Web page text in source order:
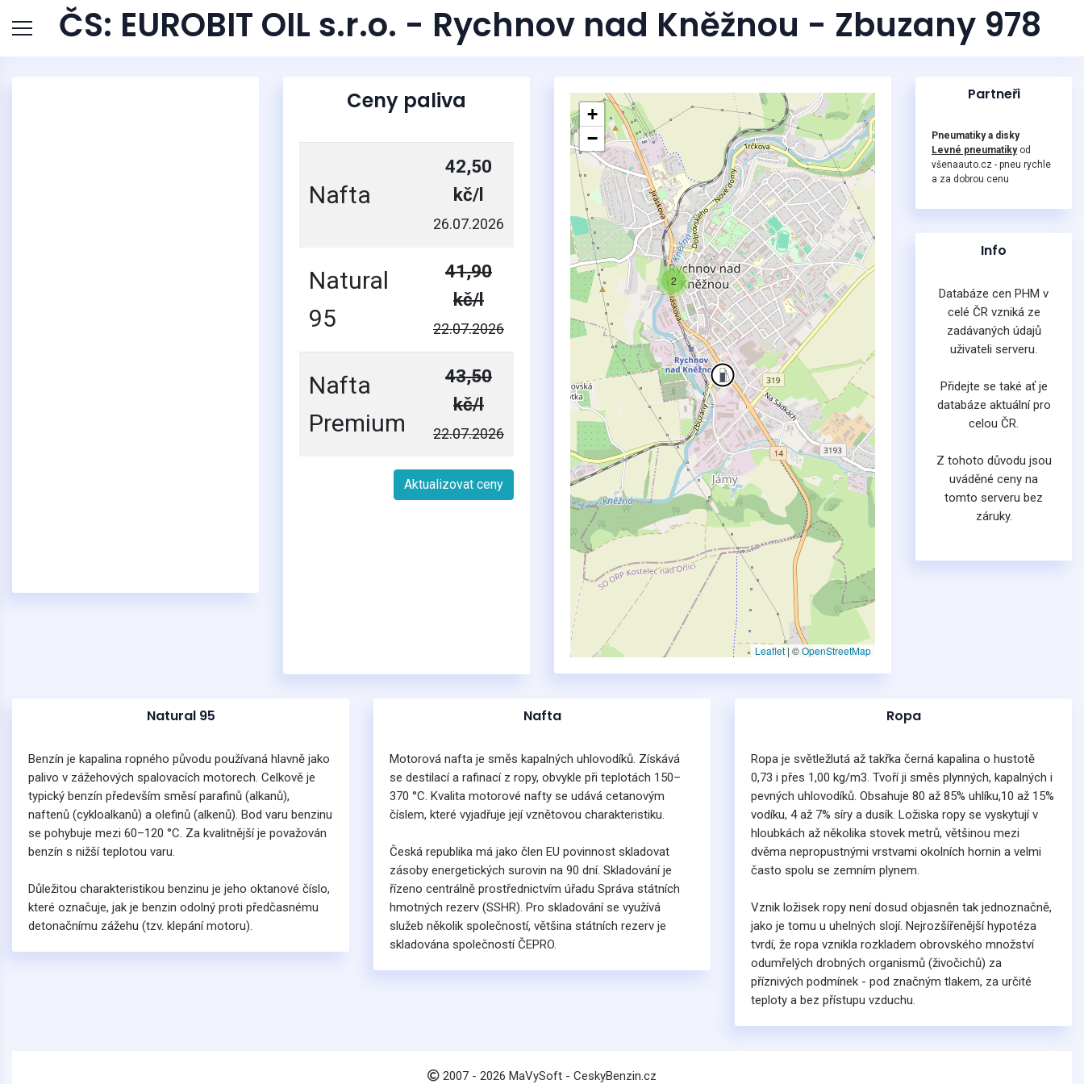
ČS: EUROBIT OIL s.r.o. - Rychnov nad Kněžnou - Zbuzany 978
Ceny paliva
Nafta
42,50
kč/l
26.07.2026
Natural
95
41,90
kč/l
22.07.2026
Nafta
Premium
43,50
kč/l
22.07.2026
Aktualizovat ceny
2
+
−
Leaflet | ©OpenStreetMap
Partneři
Pneumatiky a disky
Levné pneumatikyod
všenaauto.cz - pneu rychle
a za dobrou cenu
Info
Databáze cen PHM v
celé ČR vzniká ze
zadávaných údajů
uživateli serveru.
Přidejte se také ať je
databáze aktuální pro
celou ČR.
Z tohoto důvodu jsou
uváděné ceny na
tomto serveru bez
záruky.
Natural 95
Benzín je kapalina ropného původu používaná hlavně jako
palivo v zážehových spalovacích motorech. Celkově je
typický benzín především směsí parafinů (alkanů),
naftenů (cykloalkanů) a olefinů (alkenů). Bod varu benzinu
se pohybuje mezi 60–120 °C. Za kvalitnější je považován
benzín s nižší teplotou varu.
Důležitou charakteristikou benzinu je jeho oktanové číslo,
které označuje, jak je benzin odolný proti předčasnému
detonačnímu zážehu (tzv. klepání motoru).
Nafta
Motorová nafta je směs kapalných uhlovodíků. Získává
se destilací a rafinací z ropy, obvykle při teplotách 150–
370 °C. Kvalita motorové nafty se udává cetanovým
číslem, které vyjadřuje její vznětovou charakteristiku.
Česká republika má jako člen EU povinnost skladovat
zásoby energetických surovin na 90 dní. Skladování je
řízeno centrálně prostřednictvím úřadu Správa státních
hmotných rezerv (SSHR). Pro skladování se využívá
služeb několik společností, většina státních rezerv je
skladována společností ČEPRO.
Ropa
Ropa je světležlutá až takřka černá kapalina o hustotě
0,73 i přes 1,00 kg/m3. Tvoří ji směs plynných, kapalných i
pevných uhlovodíků. Obsahuje 80 až 85% uhlíku,10 až 15%
vodíku, 4 až 7% síry a dusík. Ložiska ropy se vyskytují v
hloubkách až několika stovek metrů, většinou mezi
dvěma nepropustnými vrstvami okolních hornin a velmi
často spolu se zemním plynem.
Vznik ložisek ropy není dosud objasněn tak jednoznačně,
jako je tomu u uhelných slojí. Nejrozšířenější hypotéza
tvrdí, že ropa vznikla rozkladem obrovského množství
odumřelých drobných organismů (živočichů) za
příznivých podmínek - pod značným tlakem, za určité
teploty a bez přístupu vzduchu.
2007 - 2026 MaVySoft - CeskyBenzin.cz